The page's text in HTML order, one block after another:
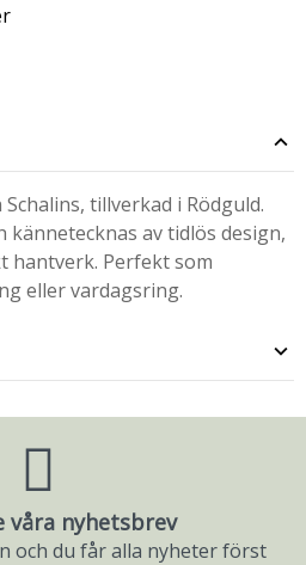
tillverkad i Rödguld.
kännetecknas av tidlös design,
hantverk. Perfekt som
eller vardagsring.
våra nyhetsbrev
och du får alla nyheter först